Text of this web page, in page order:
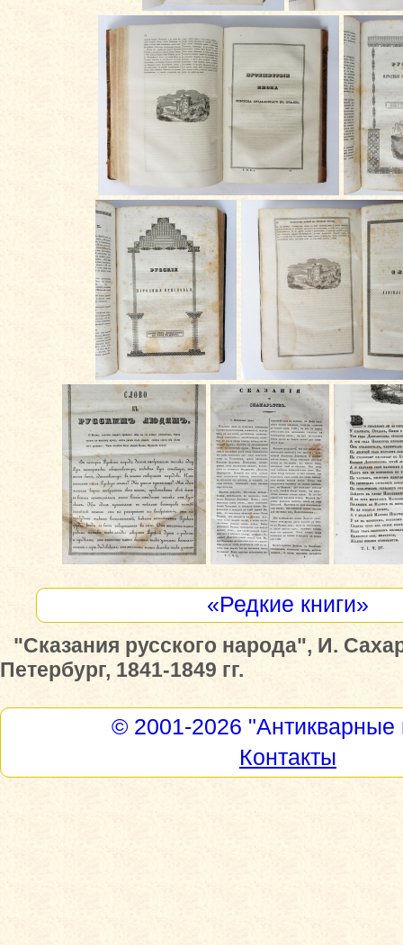
«Редкие книги»
"Сказания русского народа", И.
Петербург, 1841-1849 гг.
© 2001-2026 "Антикварные
Контакты